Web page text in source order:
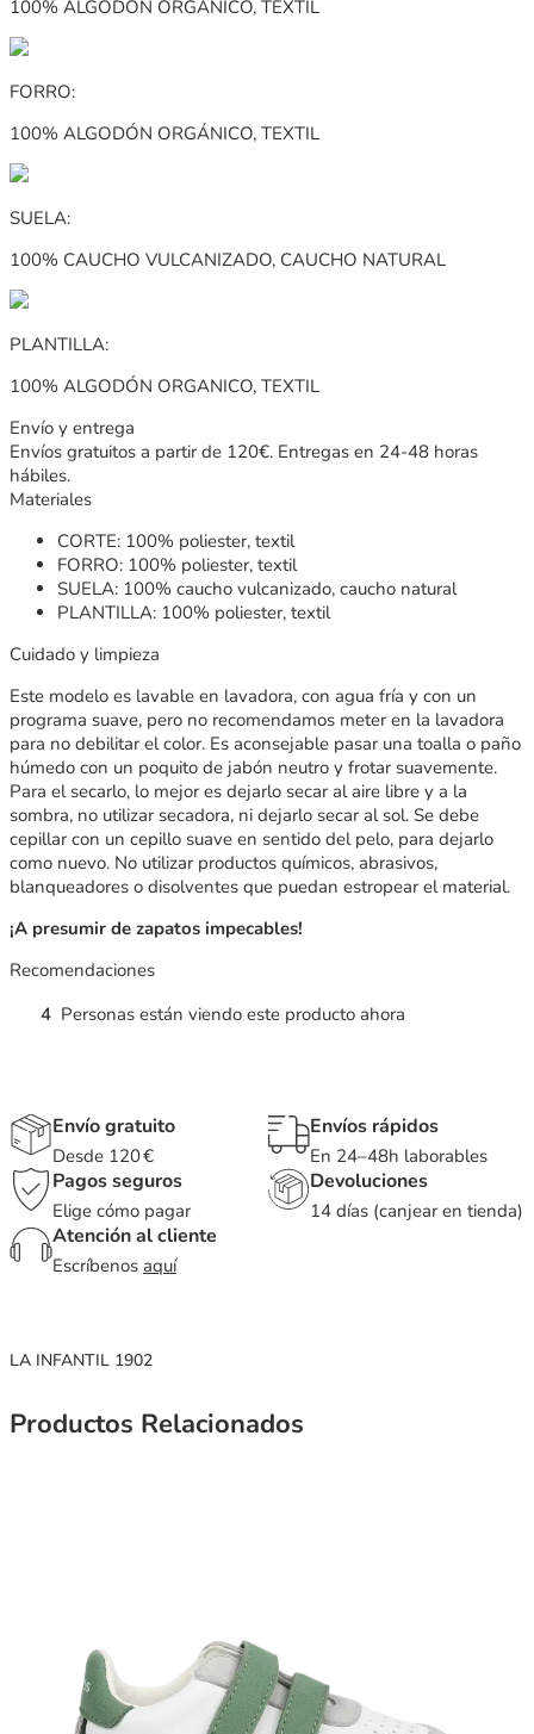
100% ALGODÓN ORGÁNICO, TEXTIL
FORRO:
100% ALGODÓN ORGÁNICO, TEXTIL
SUELA:
100% CAUCHO VULCANIZADO, CAUCHO NATURAL
PLANTILLA:
100% ALGODÓN ORGANICO, TEXTIL
Envío y entrega
Envíos gratuitos a partir de 120€. Entregas en 24-48 horas
hábiles.
Materiales
CORTE: 100% poliester, textil
FORRO: 100% poliester, textil
SUELA: 100% caucho vulcanizado, caucho natural
PLANTILLA: 100% poliester, textil
Cuidado y limpieza
Este modelo es lavable en lavadora, con agua fría y con un
programa suave, pero no recomendamos meter en la lavadora
para no debilitar el color. Es aconsejable pasar una toalla o paño
húmedo con un poquito de jabón neutro y frotar suavemente.
Para el secarlo, lo mejor es dejarlo secar al aire libre y a la
sombra, no utilizar secadora, ni dejarlo secar al sol. Se debe
cepillar con un cepillo suave en sentido del pelo, para dejarlo
como nuevo. No utilizar productos químicos, abrasivos,
blanqueadores o disolventes que puedan estropear el material.
¡A presumir de zapatos impecables!
Recomendaciones
4 Personas están viendo este producto ahora
Envío gratuito
Desde 120 €
Envíos rápidos
En 24–48h laborables
Pagos seguros
Elige cómo pagar
Devoluciones
14 días (canjear en tienda)
Atención al cliente
Escríbenos aquí
LA INFANTIL 1902
Productos Relacionados